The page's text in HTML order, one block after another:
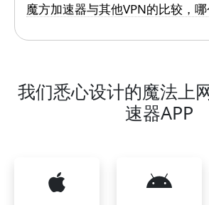
我们悉心设计的魔法上
速器APP
魔方加速器与其他VPN的比较，